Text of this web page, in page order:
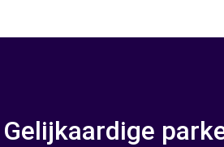
Gelijkaardige